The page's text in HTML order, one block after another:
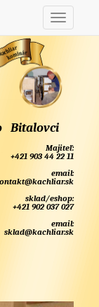
Bitalovci
Majiteľ:
+421 903 44 22 11
email:
sklad/eshop:
+421 902 037 027
email:
sklad@kachliar.sk